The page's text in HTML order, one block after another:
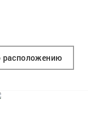
расположению